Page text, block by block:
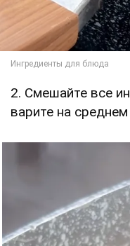
2. Смешайте все
варите на